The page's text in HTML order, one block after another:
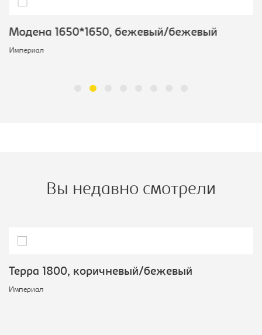
Модена 1650*1650, бежевый/бежевый
Империал
Вы недавно смотрели
Терра 1800, коричневый/бежевый
Империал